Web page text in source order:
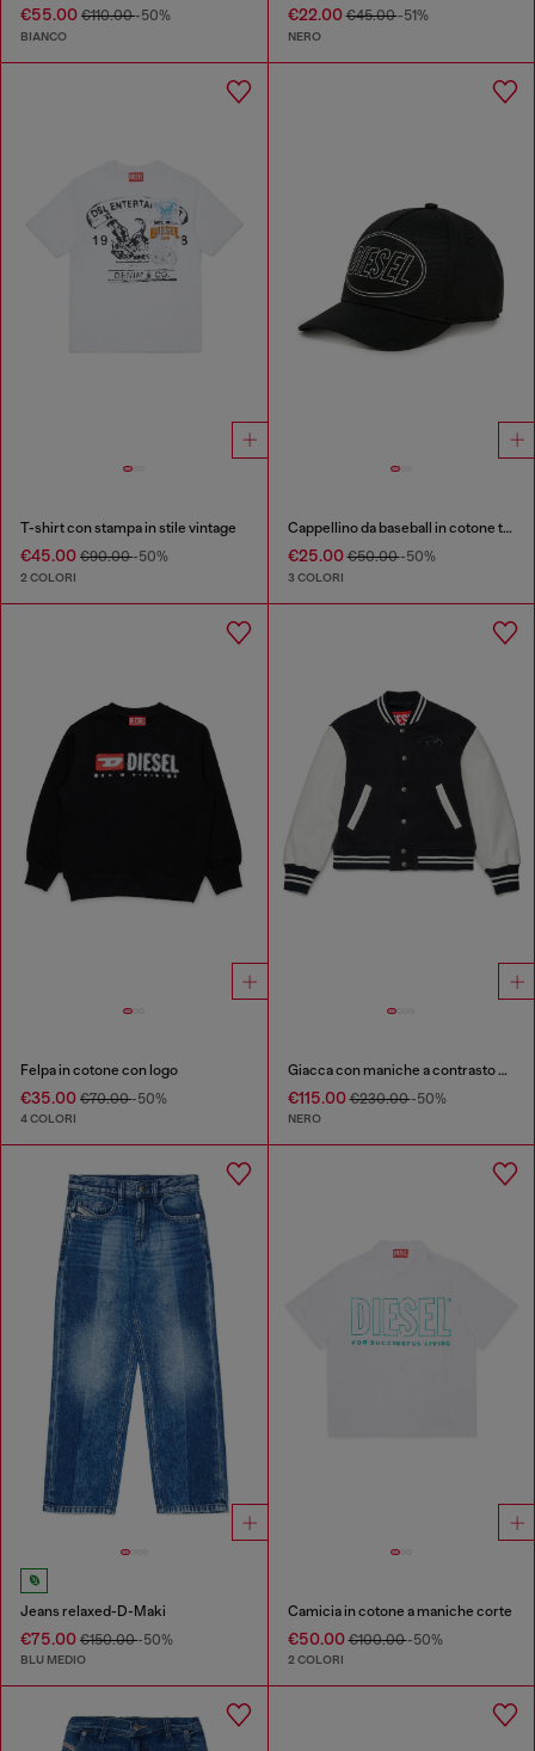
€55.00 €110.00-50%
BIANCO
€22.00€45.00-51%
NERO
T-shirt con stampa in stile vintage
€45.00 €90.00-50%
2 COLORI
Cappellino da baseball in cotone tinta unita
€25.00€50.00-50%
3 COLORI
Felpa in cotone con logo
€35.00 €70.00-50%
4 COLORI
Giacca con maniche a contrasto e ricamo
€115.00€230.00-50%
NERO
Jeans relaxed-D-Maki
€75.00 €150.00-50%
BLU MEDIO
Camicia in cotone a maniche corte
€50.00€100.00-50%
2 COLORI